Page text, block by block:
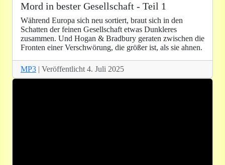
Mord in bester Gesellschaft - Teil 1
Während Europa sich neu sortiert, braut sich in den
Schatten der feinen Gesellschaft etwas Dunkleres
zusammen. Und Hogan & Bradbury geraten zwischen die
Fronten einer Verschwörung, die größer ist, als sie ahnen.
MP3 | Veröffentlicht 4. Juli 2025